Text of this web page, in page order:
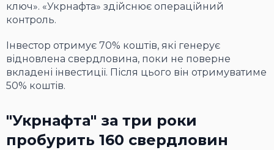
ключ». «Укрнафта» здійснює операційний
контроль.
Інвестор отримує 70% коштів, які генерує
відновлена свердловина, поки не поверне
вкладені інвестиції. Після цього він отримуватиме
50% коштів.
"Укрнафта" за три роки
пробурить 160 свердловин